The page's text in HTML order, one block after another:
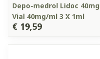
Depo-medrol Lidoc 40mg
Vial 40mg/ml 3 X 1ml
€ 19,59